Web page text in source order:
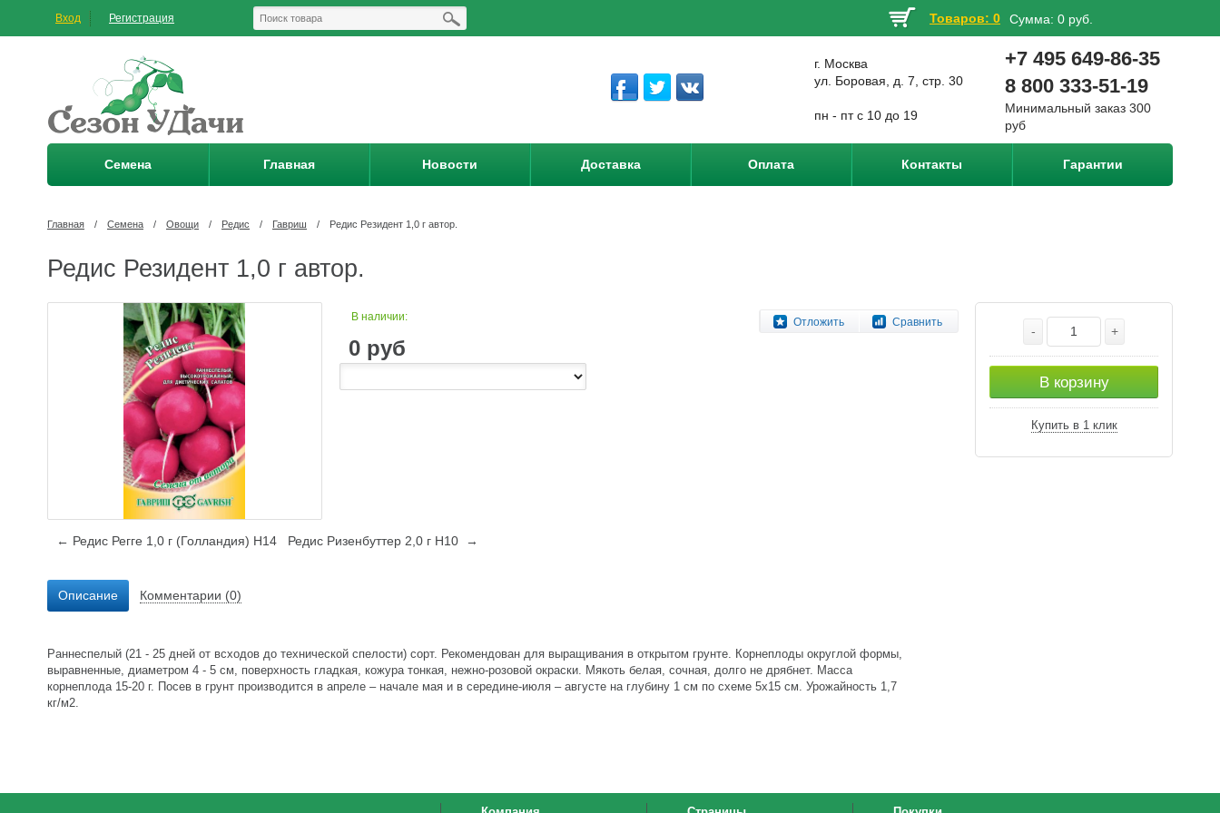
Вход Регистрация Товаров: 0 Сумма: 0 руб.
г. Москва
ул. Боровая, д. 7, стр. 30
пн - пт с 10 до 19
+7 495 649-86-35
8 800 333-51-19
Минимальный заказ 300
руб
Семена Главная Новости Доставка Оплата Контакты Гарантии
Главная / Семена / Овощи / Редис / Гавриш / Редис Резидент 1,0 г автор.
Редис Резидент 1,0 г автор.
Отложить Сравнить
В наличии:
0 руб
- +
В корзину
Купить в 1 клик
← Редис Регге 1,0 г (Голландия) Н14 Редис Ризенбуттер 2,0 г Н10 →
Описание Комментарии (0)
Раннеспелый (21 - 25 дней от всходов до технической спелости) сорт. Рекомендован для выращивания в открытом грунте. Корнеплоды округлой формы,
выравненные, диаметром 4 - 5 см, поверхность гладкая, кожура тонкая, нежно-розовой окраски. Мякоть белая, сочная, долго не дрябнет. Масса
корнеплода 15-20 г. Посев в грунт производится в апреле – начале мая и в середине-июля – августе на глубину 1 см по схеме 5x15 см. Урожайность 1,7
кг/м2.